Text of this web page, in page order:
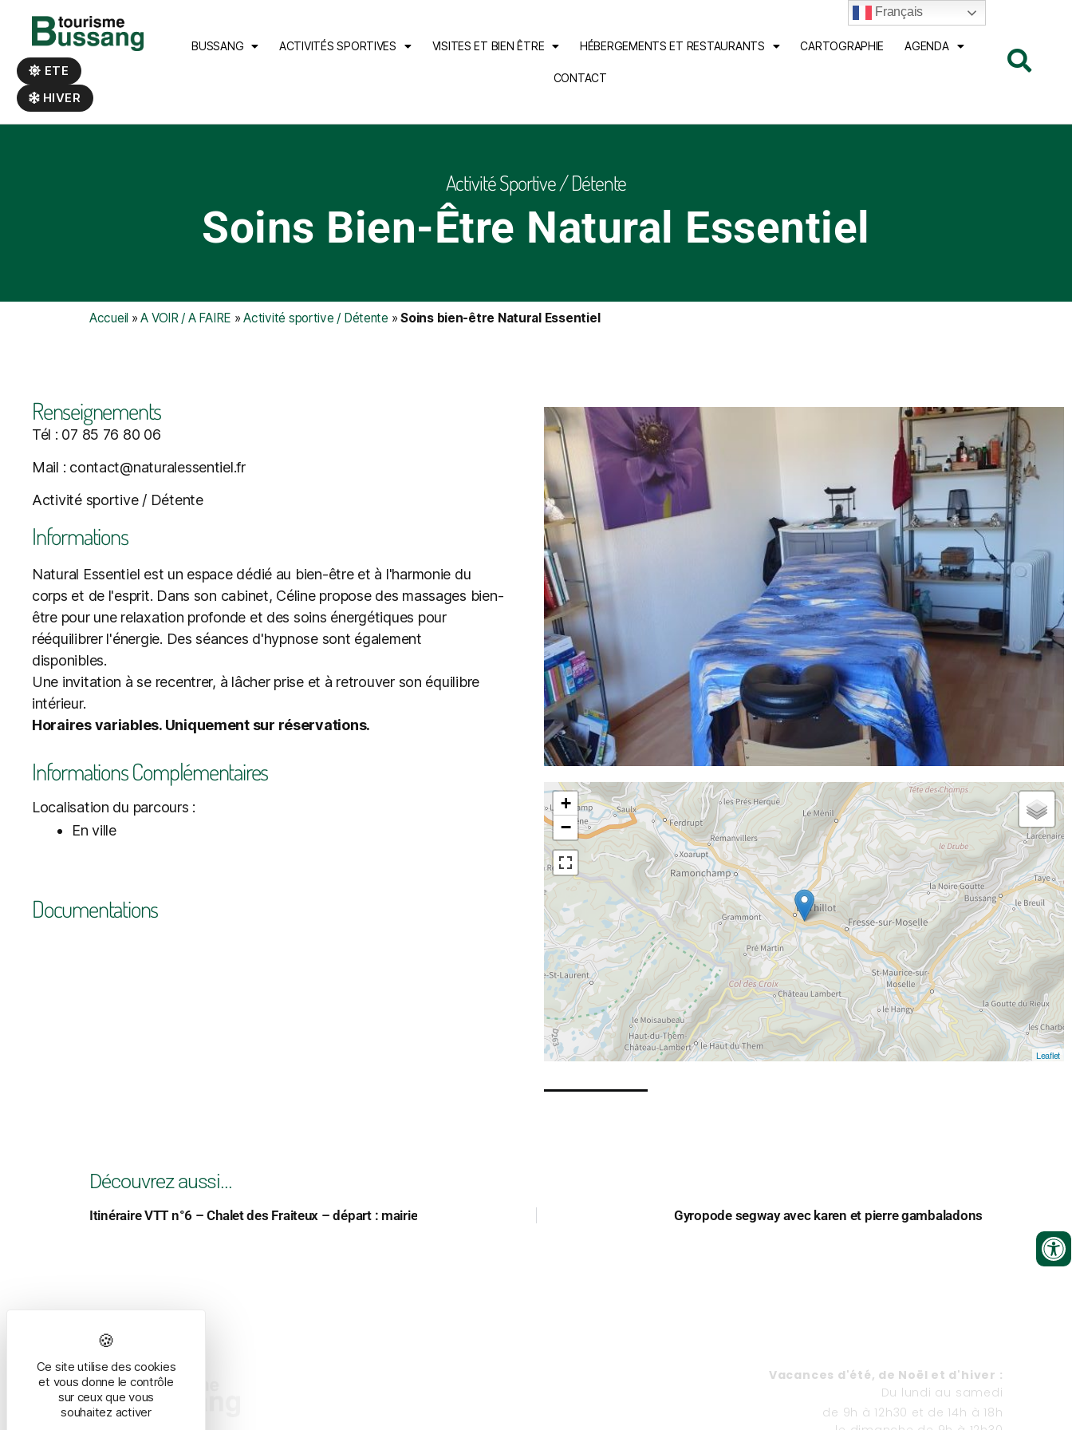
ETE
HIVER
BUSSANG ACTIVITÉS SPORTIVES VISITES ET BIEN ÊTRE HÉBERGEMENTS ET RESTAURANTS CARTOGRAPHIE AGENDA
CONTACT
Activité Sportive / Détente
Soins Bien-Être Natural Essentiel
Accueil »A VOIR / A FAIRE »Activité sportive / Détente »Soins bien-être Natural Essentiel
Renseignements
Tél : 07 85 76 80 06
Mail : contact@naturalessentiel.fr
Activité sportive / Détente
Informations
Natural Essentiel est un espace dédié au bien-être et à l'harmonie du
corps et de l'esprit. Dans son cabinet, Céline propose des massages bien-
être pour une relaxation profonde et des soins énergétiques pour
rééquilibrer l'énergie. Des séances d'hypnose sont également
disponibles.
Une invitation à se recentrer, à lâcher prise et à retrouver son équilibre
intérieur.
Horaires variables. Uniquement sur réservations.
Informations Complémentaires
Localisation du parcours :
En ville
Documentations
+
−
Leaflet
Découvrez aussi...
Itinéraire VTT n°6 – Chalet des Fraiteux – départ : mairie Gyropode segway avec karen et pierre gambaladons
Vacances d'été, de Noël et d'hiver :
Du lundi au samedi
de 9h à 12h30 et de 14h à 18h
Français
Ce site utilise des cookies
et vous donne le contrôle
sur ceux que vous
souhaitez activer